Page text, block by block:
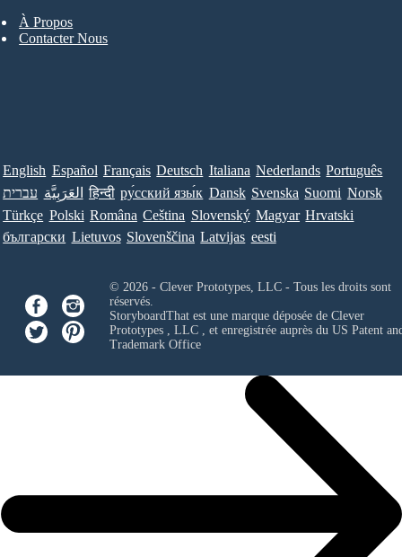
À Propos
Contacter Nous
English Español Français Deutsch Italiana Nederlands Português
עברית العَرَبِيَّة हिन्दी ру́сский язы́к Dansk Svenska Suomi Norsk
Türkçe Polski Româna Ceština Slovenský Magyar Hrvatski
български Lietuvos Slovenščina Latvijas eesti
© 2026 - Clever Prototypes, LLC - Tous les droits sont
réservés.
StoryboardThat est une marque déposée de Clever
Prototypes , LLC, et enregistrée auprès du US Patent
Trademark Office